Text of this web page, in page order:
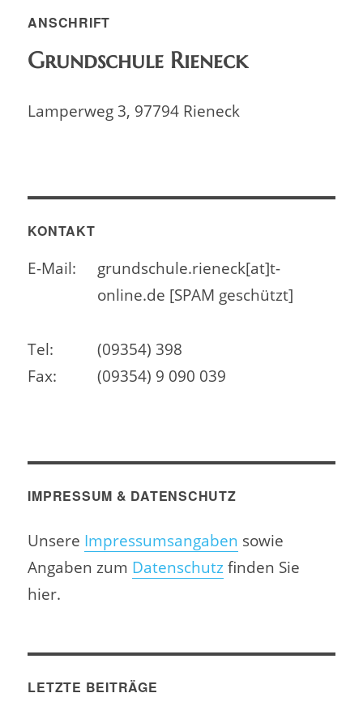
ANSCHRIFT
Grundschule Rieneck
Lamperweg 3, 97794 Rieneck
KONTAKT
E-Mail:
grundschule.rieneck[at]t-
online.de [SPAM geschützt]
Tel:
(09354) 398
Fax:
(09354) 9 090 039
IMPRESSUM & DATENSCHUTZ
Unsere Impressumsangaben sowie
Angaben zum Datenschutzfinden Sie
hier.
LETZTE BEITRÄGE